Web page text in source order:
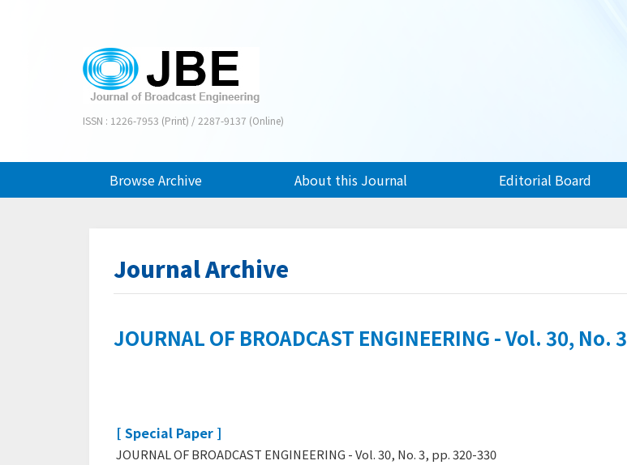
ISSN : 1226-7953 (Print) / 2287-9137 (Online)
Browse Archive About this Journal Editorial Board
Journal Archive
JOURNAL OF BROADCAST ENGINEERING - Vol. 30, No. 3
[ Special Paper ]
JOURNAL OF BROADCAST ENGINEERING - Vol. 30, No. 3, pp. 320-330